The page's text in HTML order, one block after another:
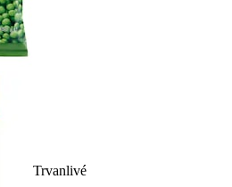
Trvanlivé